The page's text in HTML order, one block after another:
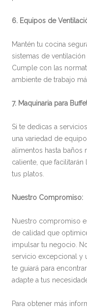
6. Equipos de
Mantén tu cocina
sistemas de
Cumple con las
ambiente de trabajo
7. Maquinaria para
Si te dedicas a
una variedad de
alimentos hasta baños
caliente, que
tus platos.
Nuestro Compromiso:
Nuestro compromiso
de calidad que
impulsar tu negocio.
servicio excepcional y
te guiará para
adapte a tus
Para obtener más